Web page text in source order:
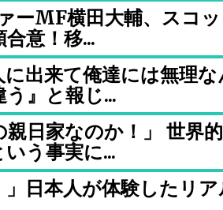
ーMF横田大輔、スコ
意！移...
出来て俺達には無理
う』と報じ...
日家なのか！」 世界
う事実に...
日本人が体験したリ